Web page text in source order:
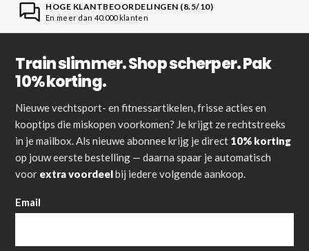
HOGE KLANTBEOORDELINGEN (8.5/10)
En meer dan 40.000 klanten
Train slimmer. Shop scherper. Pak
10% korting.
Nieuwe vechtsport- en fitnessartikelen, frisse acties en
kooptips die miskopen voorkomen? Je krijgt ze rechtstreeks
in je mailbox. Als nieuwe abonnee krijg je direct 10% korting
op jouw eerste bestelling — daarna spaar je automatisch
voor extra voordeelbij iedere volgende aankoop.
Email